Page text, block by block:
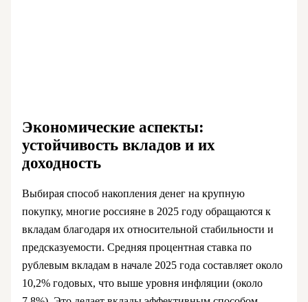
Экономические аспекты:
устойчивость вкладов и их
доходность
Выбирая способ накопления денег на крупную
покупку, многие россияне в 2025 году обращаются к
вкладам благодаря их относительной стабильности и
предсказуемости. Средняя процентная ставка по
рублевым вкладам в начале 2025 года составляет около
10,2% годовых, что выше уровня инфляции (около